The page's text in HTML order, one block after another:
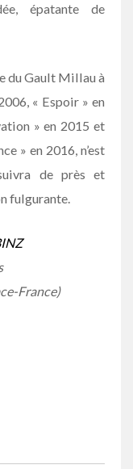
épatante de
du Gault Millau à
« Espoir » en
» en 2015 et
» en 2016, n’est
de près et
fulgurante.
France)